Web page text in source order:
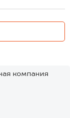
компания